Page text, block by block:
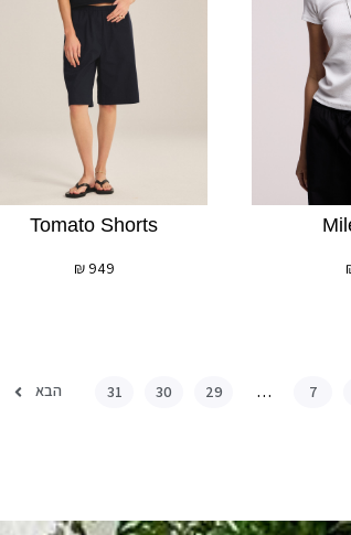
Tomato Shorts
949
₪
7
…
29
30
31 הבא